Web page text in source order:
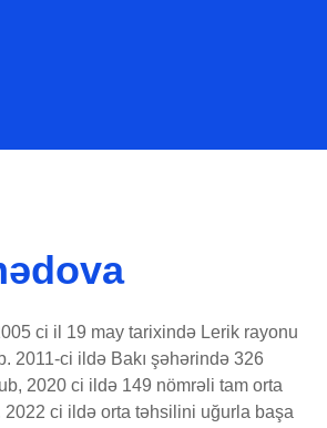
ci il 19 may tarixində Lerik rayonu
2011-ci ildə Bakı şəhərində 326
2020 ci ildə 149 nömrəli tam orta
ci ildə orta təhsilini uğurla başa